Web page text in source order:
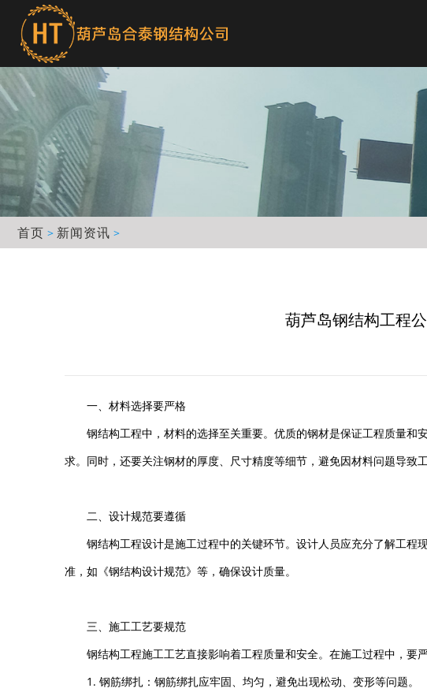
首页 > 新闻资讯 >
葫芦岛钢结构工程
一、材料选择要严格
钢结构工程中，材料的选择至关重要。优质的钢材是保证工程质量
求。同时，还要关注钢材的厚度、尺寸精度等细节，避免因材料问题导致工
二、设计规范要遵循
钢结构工程设计是施工过程中的关键环节。设计人员应充分了解工
准，如《钢结构设计规范》等，确保设计质量。
三、施工工艺要规范
钢结构工程施工工艺直接影响着工程质量和安全。在施工过程中，要
1. 钢筋绑扎：钢筋绑扎应牢固、均匀，避免出现松动、变形等问题。